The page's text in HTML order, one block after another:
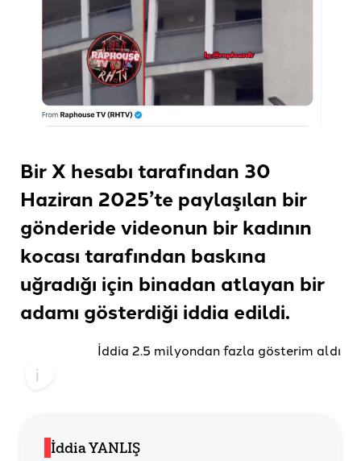
Bir X hesabı tarafından 30
Haziran 2025’te paylaşılan bir
gönderide videonun bir kadının
kocası tarafından baskına
uğradığı için binadan atlayan bir
adamı gösterdiği iddia edildi.
İddia 2.5 milyondan fazla gösterim aldı
İddia YANLIŞ